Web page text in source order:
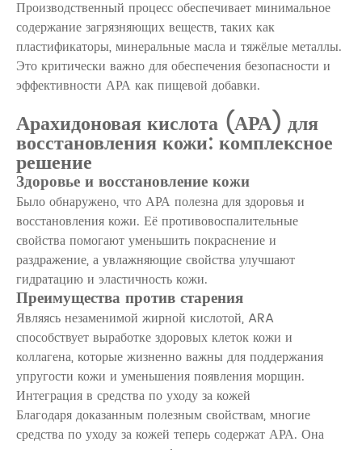
Производственный процесс обеспечивает минимальное
содержание загрязняющих веществ, таких как
пластификаторы, минеральные масла и тяжёлые металлы.
Это критически важно для обеспечения безопасности и
эффективности АРА как пищевой добавки.
Арахидоновая кислота (АРА) для
восстановления кожи: комплексное
решение
Здоровье и восстановление кожи
Было обнаружено, что АРА полезна для здоровья и
восстановления кожи. Её противовоспалительные
свойства помогают уменьшить покраснение и
раздражение, а увлажняющие свойства улучшают
гидратацию и эластичность кожи.
Преимущества против старения
Являясь незаменимой жирной кислотой, ARA
способствует выработке здоровых клеток кожи и
коллагена, которые жизненно важны для поддержания
упругости кожи и уменьшения появления морщин.
Интеграция в средства по уходу за кожей
Благодаря доказанным полезным свойствам, многие
средства по уходу за кожей теперь содержат АРА. Она